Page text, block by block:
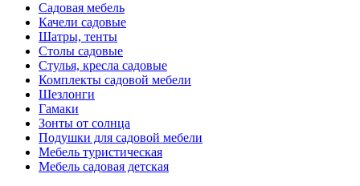
Садовая мебель
Качели садовые
Шатры, тенты
Столы садовые
Стулья, кресла садовые
Комплекты садовой мебели
Шезлонги
Гамаки
Зонты от солнца
Подушки для садовой мебели
Мебель туристическая
Мебель садовая детская